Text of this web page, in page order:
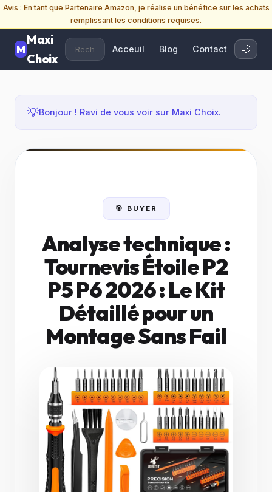
Avis : En tant que Partenaire Amazon, je réalise un bénéfice sur les achats
remplissant les conditions requises.
Maxi
Choix
Acceuil Blog Contact 🌙
💡Bonjour ! Ravi de vous voir sur Maxi Choix.
🎯 BUYER
Analyse technique :
Tournevis Étoile P2
P5 P6 2026 : Le Kit
Détaillé pour un
Montage Sans Fail